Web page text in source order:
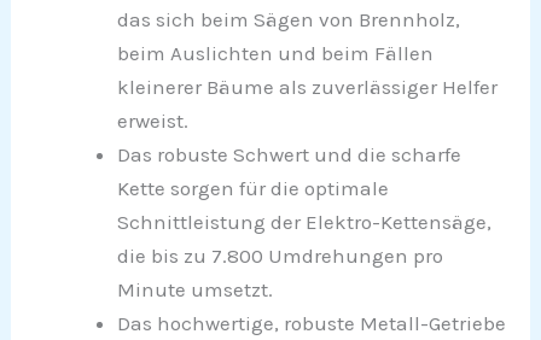
das sich beim Sägen von Brennholz,
beim Auslichten und beim Fällen
kleinerer Bäume als zuverlässiger Helfer
erweist.
Das robuste Schwert und die scharfe
Kette sorgen für die optimale
Schnittleistung der Elektro-Kettensäge,
die bis zu 7.800 Umdrehungen pro
Minute umsetzt.
Das hochwertige, robuste Metall-Getriebe